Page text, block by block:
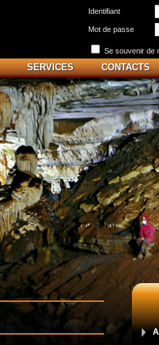
Identifiant
Mot de passe
Se souvenir de
SERVICES CONTACTS